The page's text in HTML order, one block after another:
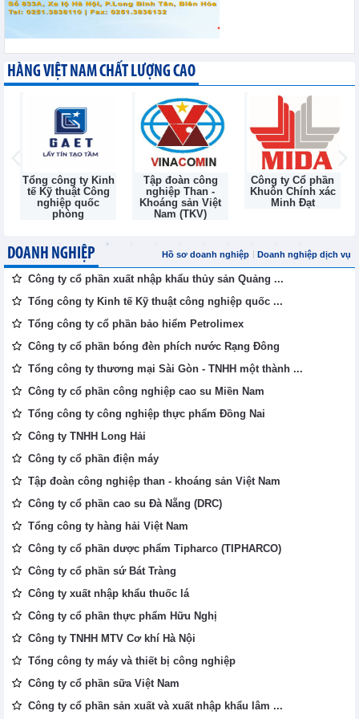
HÀNG VIỆT NAM CHẤT LƯỢNG CAO
Tổng công ty Kinh
tế Kỹ thuật Công
nghiệp quốc
phòng
Tập đoàn công
nghiệp Than -
Khoáng sản Việt
Nam (TKV)
Công ty Cổ phần
Khuôn Chính xác
Minh Đạt
DOANH NGHIỆP Hồ sơ doanh nghiệp Doanh nghiệp dịch vụ
Công ty cổ phần xuất nhập khẩu thủy sản Quảng ...
Tổng công ty Kinh tế Kỹ thuật công nghiệp quốc ...
Tổng công ty cổ phần bảo hiểm Petrolimex
Công ty cổ phần bóng đèn phích nước Rạng Đông
Tổng công ty thương mại Sài Gòn - TNHH một thành ...
Công ty cổ phần công nghiệp cao su Miền Nam
Tổng công ty công nghiệp thực phẩm Đồng Nai
Công ty TNHH Long Hải
Công ty cổ phần điện máy
Tập đoàn công nghiệp than - khoáng sản Việt Nam
Công ty cổ phần cao su Đà Nẵng (DRC)
Tổng công ty hàng hải Việt Nam
Công ty cổ phần dược phẩm Tipharco (TIPHARCO)
Công ty cổ phần sứ Bát Tràng
Công ty xuất nhập khẩu thuốc lá
Công ty cổ phần thực phẩm Hữu Nghị
Công ty TNHH MTV Cơ khí Hà Nội
Tổng công ty máy và thiết bị công nghiệp
Công ty cổ phần sữa Việt Nam
Công ty cổ phần sản xuất và xuất nhập khẩu lâm ...